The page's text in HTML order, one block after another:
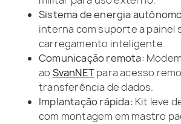
Sistema de energia
interna com suporte a painel
carregamento inteligente.
Comunicação remota:
ao SvanNETpara acesso
transferência de dados.
Implantação rápida: Kit leve
com montagem em mastro